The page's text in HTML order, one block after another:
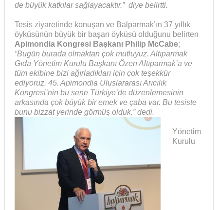
de büyük katkılar sağlayacaktır.” diye belirtti.
Tesis ziyaretinde konuşan ve Balparmak’ın 37 yıllık
öyküsünün büyük bir başarı öyküsü olduğunu belirten
Apimondia Kongresi Başkanı Philip McCabe;
“Bugün burada olmaktan çok mutluyuz. Altıparmak
Gıda Yönetim Kurulu Başkanı Özen Altıparmak’a ve
tüm ekibine bizi ağırladıkları için çok teşekkür
ediyoruz. 45. Apimondia Uluslararası Arıcılık
Kongresi’nin bu sene Türkiye’de düzenlemesinin
arkasında çok büyük bir emek ve çaba var. Bu tesiste
bunu bizzat yerinde görmüş olduk.” dedi.
Yönetim
Kurulu